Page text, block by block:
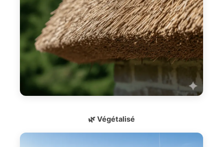
🌿 Végétalisé